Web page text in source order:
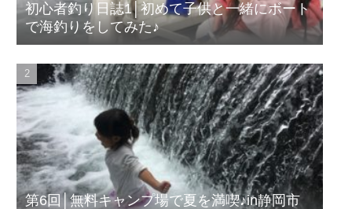
初心者釣り日誌1│初めて子供と一緒にボート
で海釣りをしてみた♪
第6回│無料キャンプ場で夏を満喫♪in静岡市